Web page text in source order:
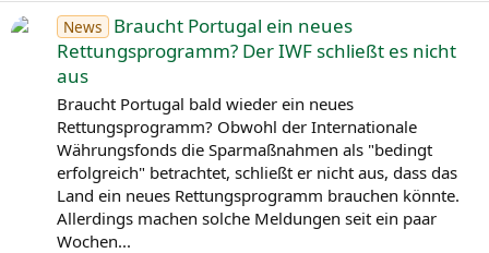
News
Braucht Portugal ein neues
Rettungsprogramm? Der IWF schließt es nicht
aus
Braucht Portugal bald wieder ein neues
Rettungsprogramm? Obwohl der Internationale
Währungsfonds die Sparmaßnahmen als "bedingt
erfolgreich" betrachtet, schließt er nicht aus, dass das
Land ein neues Rettungsprogramm brauchen könnte.
Allerdings machen solche Meldungen seit ein paar
Wochen...